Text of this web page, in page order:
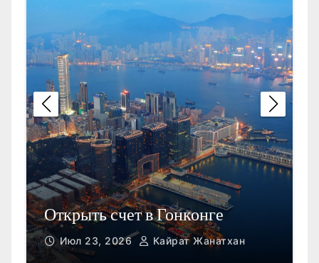
Открыть счет в Гонконге
Июл 23, 2026 Кайрат Жанатхан